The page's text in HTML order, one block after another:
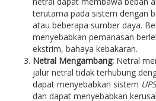
terutama pada sistem dengan
atau beberapa sumber daya.
menyebabkan pemanasan
ekstrim, bahaya kebakaran.
Netral Mengambang: Netral
jalur netral tidak terhubung
dapat menyebabkan sistem UPS
dan dapat menyebabkan